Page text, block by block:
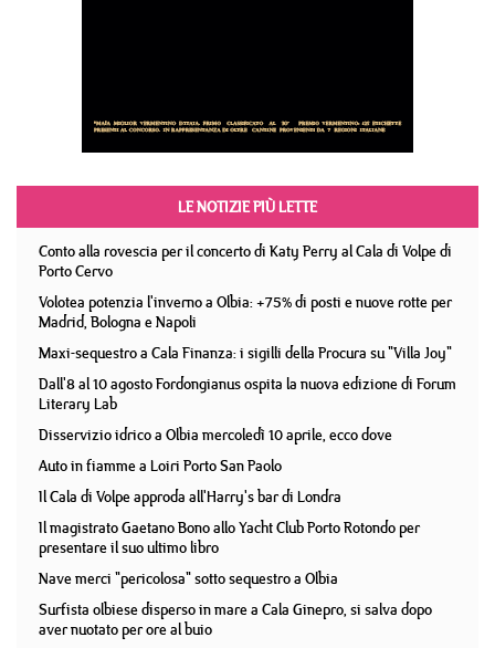
LE NOTIZIE PIÙ LETTE
Conto alla rovescia per il concerto di Katy Perry al Cala di Volpe di
Porto Cervo
Volotea potenzia l'inverno a Olbia: +75% di posti e nuove rotte per
Madrid, Bologna e Napoli
Maxi-sequestro a Cala Finanza: i sigilli della Procura su "Villa Joy"
Dall'8 al 10 agosto Fordongianus ospita la nuova edizione di Forum
Literary Lab
Disservizio idrico a Olbia mercoledì 10 aprile, ecco dove
Auto in fiamme a Loiri Porto San Paolo
Il Cala di Volpe approda all'Harry's bar di Londra
Il magistrato Gaetano Bono allo Yacht Club Porto Rotondo per
presentare il suo ultimo libro
Nave merci "pericolosa" sotto sequestro a Olbia
Surfista olbiese disperso in mare a Cala Ginepro, si salva dopo
aver nuotato per ore al buio